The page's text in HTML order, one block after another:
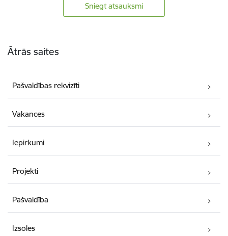
Sniegt atsauksmi
Ātrās saites
Pašvaldības rekvizīti
Vakances
Iepirkumi
Projekti
Pašvaldība
Izsoles